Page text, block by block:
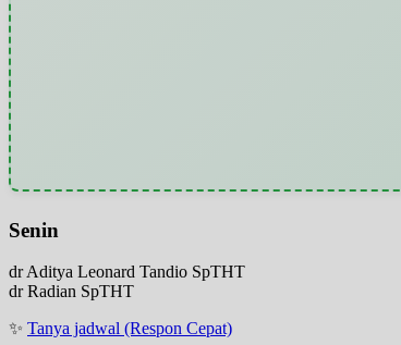
Senin
dr Aditya Leonard Tandio SpTHT
dr Radian SpTHT
✨ Tanya jadwal (Respon Cepat)